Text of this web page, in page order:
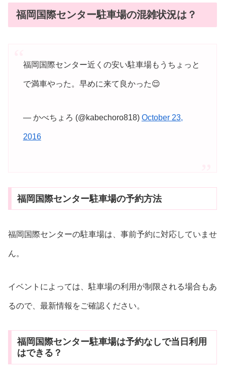
福岡国際センター駐車場の混雑状況は？
福岡国際センター近くの安い駐車場もうちょっと
で満車やった。早めに来て良かった😌
— かべちょろ (@kabechoro818) October 23,
2016
福岡国際センター駐車場の予約方法
福岡国際センターの駐車場は、事前予約に対応していませ
ん。
イベントによっては、駐車場の利用が制限される場合もあ
るので、最新情報をご確認ください。
福岡国際センター駐車場は予約なしで当日利用
はできる？